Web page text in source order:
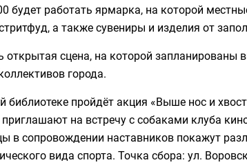
будет работать ярмарка, на которой
а также сувениры и изделия от
открытая сцена, на которой
города.
библиотеке пройдёт акция «Выше нос и
на встречу с собаками клуба
в сопровождении наставников покажут
вида спорта. Точка сбора: ул.